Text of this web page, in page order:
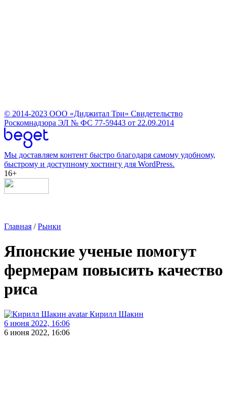
© 2014-2023 ООО «Диджитал Три» Свидетельство
Роскомнадзора ЭЛ № ФС 77-59443 от 22.09.2014
Мы доставляем контент быстро благодаря самому удобному,
быстрому и доступному хостингу для WordPress.
16+
Главная /Рынки
Японские ученые помогут
фермерам повысить качество
риса
Кирилл Шакин
6 июня 2022, 16:06
6 июня 2022, 16:06